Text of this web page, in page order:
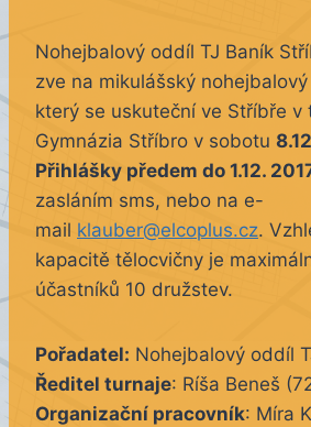
Nohejbalový oddíl TJ Baník
zve na mikulášský
který se uskuteční ve Stříbře v
Gymnázia Stříbro v sobotu
Přihlášky předem do 1.12.
zasláním sms, nebo na e-
mail klauber@elcoplus.cz.
kapacitě tělocvičny je
účastníků 10 družstev.
Pořadatel: Nohejbalový oddíl
Ředitel turnaje: Ríša Beneš
Organizační pracovník: Míra